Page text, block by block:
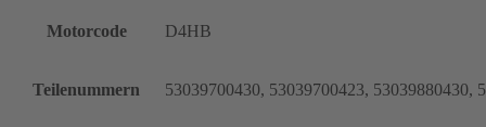
Motorcode D4HB
Teilenummern 53039700430, 53039700423, 53039880430,